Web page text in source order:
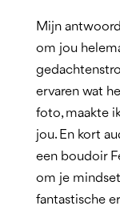
Mijn
om jou
ervaren wat
foto, maakte
jou. En kort
een boudoir
om je
fantastische